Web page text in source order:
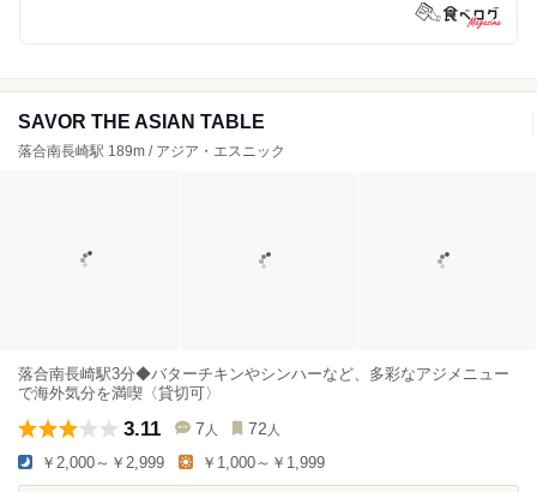
SAVOR THE ASIAN TABLE
落合南長崎駅 189m / アジア・エスニック
落合南長崎駅3分◆バターチキンやシンハーなど、多彩なアジメニュー
で海外気分を満喫〈貸切可〉
3.11 7 人 72 人
￥2,000～￥2,999 ￥1,000～￥1,999